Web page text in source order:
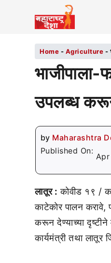
Home - Agriculture -
भाजीपाला-
उपलब्ध
by Maharashtra
Published On:
लातूर : कोवीड १९ /
काटेकोर पालन करावे,
करून देण्याच्या दृष्टीने
कार्यमंत्री तथा लातूर